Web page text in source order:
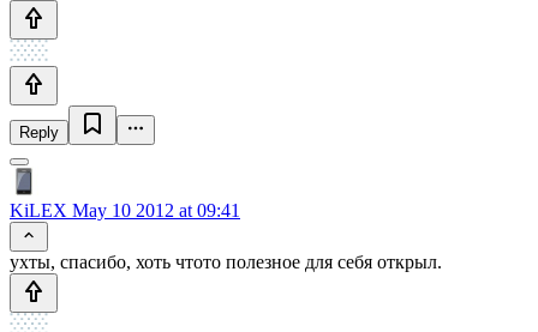
Reply
KiLEX May 10 2012 at 09:41
ухты, спасибо, хоть чтото полезное для себя открыл.